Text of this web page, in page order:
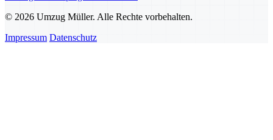
© 2026 Umzug Müller. Alle Rechte vorbehalten.
Impressum Datenschutz